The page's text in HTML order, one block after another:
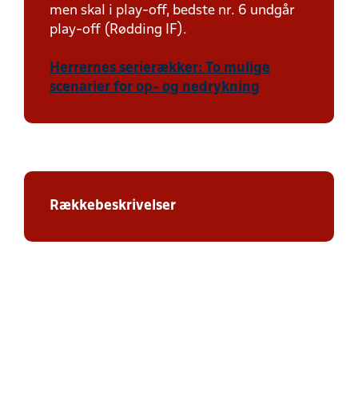
men skal i play-off, bedste nr. 6 undgår
play-off (Rødding IF).
Herrernes serierækker: To mulige
scenarier for op- og nedrykning
Rækkebeskrivelser